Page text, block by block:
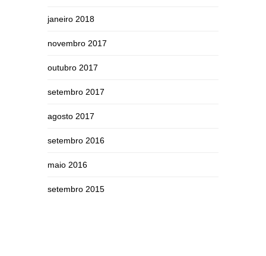
janeiro 2018
novembro 2017
outubro 2017
setembro 2017
agosto 2017
setembro 2016
maio 2016
setembro 2015